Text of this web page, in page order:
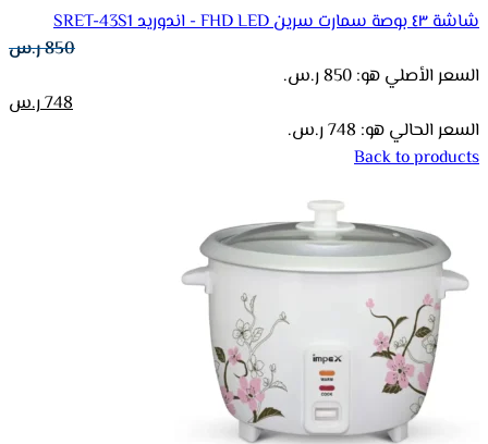
شاشة ٤٣ بوصة سمارت سرين FHD LED - اندوريد SRET-43S1
850ر.س
السعر الأصلي هو: 850 ر.س.
748ر.س
السعر الحالي هو: 748 ر.س.
Back to products